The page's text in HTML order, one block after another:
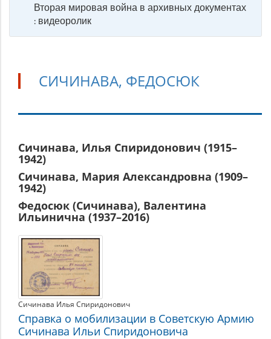
Вторая мировая война в архивных документах
: видеоролик
СИЧИНАВА, ФЕДОСЮК
Сичинава,
Федосюк
Сичинава, Илья Спиридонович (1915–
1942)
Сичинава, Мария Александровна (1909–
1942)
Федосюк (Сичинава), Валентина
Ильинична (1937–2016)
Сичинава Илья Спиридонович
Справка о мобилизации в Советскую Армию
Сичинава Ильи Спиридоновича